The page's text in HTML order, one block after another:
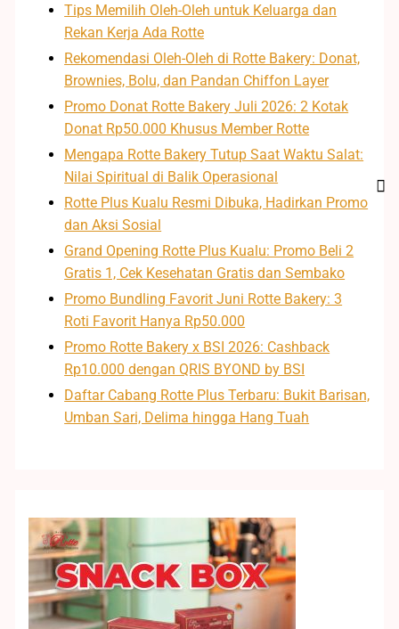
Tips Memilih Oleh-Oleh untuk Keluarga dan
Rekan Kerja Ada Rotte
Rekomendasi Oleh-Oleh di Rotte Bakery: Donat,
Brownies, Bolu, dan Pandan Chiffon Layer
Promo Donat Rotte Bakery Juli 2026: 2 Kotak
Donat Rp50.000 Khusus Member Rotte
Mengapa Rotte Bakery Tutup Saat Waktu Salat:
Nilai Spiritual di Balik Operasional
Rotte Plus Kualu Resmi Dibuka, Hadirkan Promo
dan Aksi Sosial
Grand Opening Rotte Plus Kualu: Promo Beli 2
Gratis 1, Cek Kesehatan Gratis dan Sembako
Promo Bundling Favorit Juni Rotte Bakery: 3
Roti Favorit Hanya Rp50.000
Promo Rotte Bakery x BSI 2026: Cashback
Rp10.000 dengan QRIS BYOND by BSI
Daftar Cabang Rotte Plus Terbaru: Bukit Barisan,
Umban Sari, Delima hingga Hang Tuah